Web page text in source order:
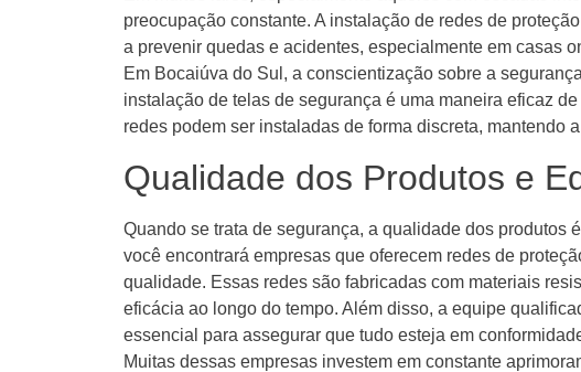
preocupação constante. A instalação de redes de
a prevenir quedas e acidentes, especialmente em casas
Em Bocaiúva do Sul, a conscientização sobre a
instalação de telas de segurança é uma maneira eficaz
redes podem ser instaladas de forma discreta, mantendo
Qualidade dos Produtos e
Quando se trata de segurança, a qualidade dos produtos
você encontrará empresas que oferecem redes de
qualidade. Essas redes são fabricadas com materiais
eficácia ao longo do tempo. Além disso, a equipe
essencial para assegurar que tudo esteja em
Muitas dessas empresas investem em constante